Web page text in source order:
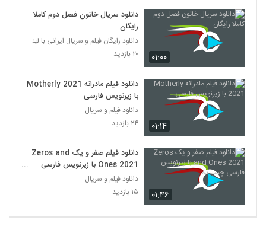
۰۱:۰۰
دانلود سریال خاتون فصل دوم کاملا
رایگان
دانلود رایگان فیلم و سریال ایرانی با لینک مستقیم
۲۰ بازدید
۰۱:۱۴
دانلود فیلم مادرانه Motherly 2021
با زیرنویس فارسی
دانلود فیلم و سریال
۲۴ بازدید
۰۱:۴۶
دانلود فیلم صفر و یک Zeros and
Ones 2021 با زیرنویس فارسی
چسبیده
دانلود فیلم و سریال
۱۵ بازدید